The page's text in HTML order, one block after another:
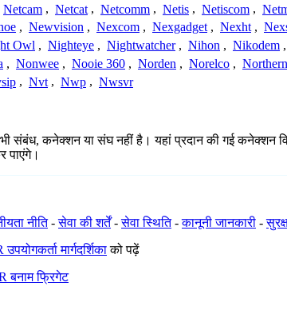
Netcam , Netcat , Netcomm , Netis , Netiscom ,
, Newvision , Nexcom , Nexgadget , Nexht ,
Owl , Nighteye , Nightwatcher , Nihon , Nikodem ,
, Nonwee , Nooie 360 , Norden , Norelco , Northern
, Nvt , Nwp , Nwsvr
संबंध, कनेक्शन या संघ नहीं है। यहां प्रदान की गई कनेक्शन
पाएंगे।
नीति-सेवा की शर्तें-सेवा स्थिति-कानूनी जानकारी -
मार्गदर्शिकाको पढ़ें
बनाम फ्रिगेट